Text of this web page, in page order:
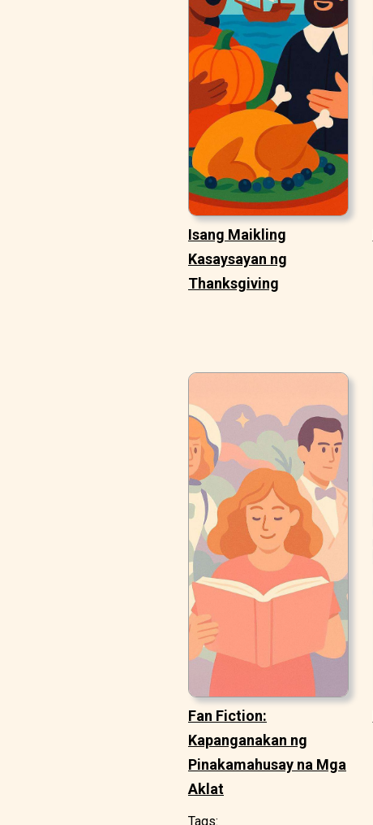
Isang Maikling
Kasaysayan ng
Thanksgiving
Fan Fiction:
Kapanganakan ng
Pinakamahusay na Mga
Aklat
Tags: